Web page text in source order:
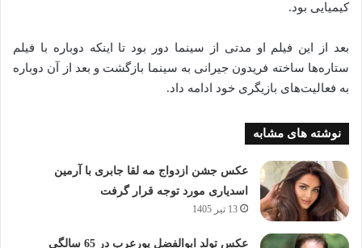
کیمیایی بود.
بعد از این فیلم او مدتی از سینما دور بود تا اینکه دوباره با فیلم
ستاره‌ها ساخته فریدون جیرانی به سینما بازگشت و بعد از آن دوباره
به فعالیت‌های بازیگری خود ادامه داد.
نوشته های مشابه
عکس جشن ازدواج مه لقا جابری با آرمین
اسدیاری مورد توجه قرار گرفت
13 تیر 1405
عکس تولد ابوالفضل پورعرب در 65 سالگی